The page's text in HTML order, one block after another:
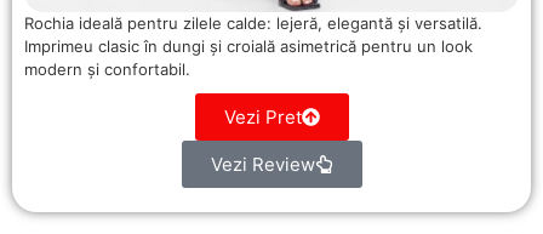
Rochia ideală pentru zilele calde: lejeră, elegantă și versatilă.
Imprimeu clasic în dungi și croială asimetrică pentru un look
modern și confortabil.
Vezi Pret
Vezi Review